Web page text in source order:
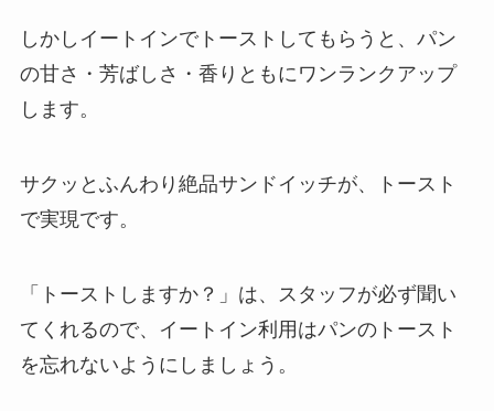
しかしイートインでトーストしてもらうと、パン
の甘さ・芳ばしさ・香りともにワンランクアップ
します。
サクッとふんわり絶品サンドイッチが、トースト
で実現です。
「トーストしますか？」は、スタッフが必ず聞い
てくれるので、イートイン利用はパンのトースト
を忘れないようにしましょう。